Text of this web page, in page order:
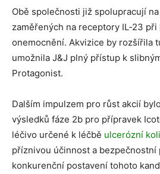
Obě společnosti již spolupracují
zaměřených na receptory IL‑23
onemocnění. Akvizice by rozšířila
umožnila J&J plný přístup k
Protagonist.
Dalším impulzem pro růst akcií
výsledků fáze 2b pro přípravek
léčivo určené k léčbě ulcerózní
příznivou účinnost a
konkurenční postavení tohoto